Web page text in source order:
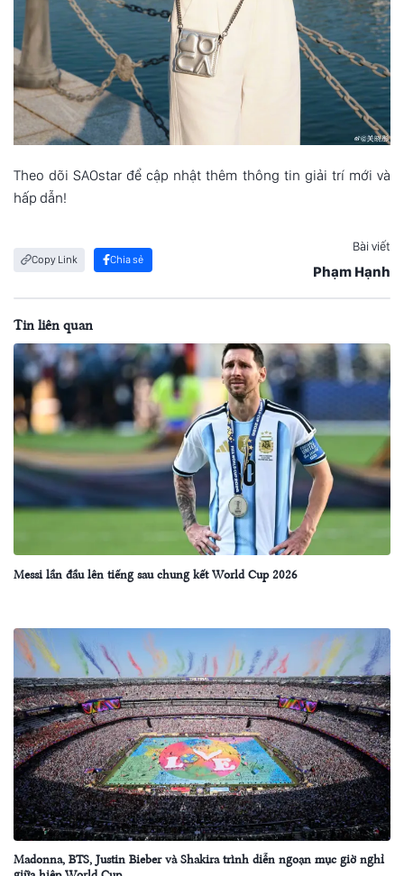
Theo dõi SAOstar để cập nhật thêm thông tin giải trí mới và
hấp dẫn!
Copy Link Chia sẻ
Bài viết
Phạm Hạnh
Tin liên quan
Messi lần đầu lên tiếng sau chung kết World Cup 2026
Madonna, BTS, Justin Bieber và Shakira trình diễn ngoạn mục giờ nghỉ